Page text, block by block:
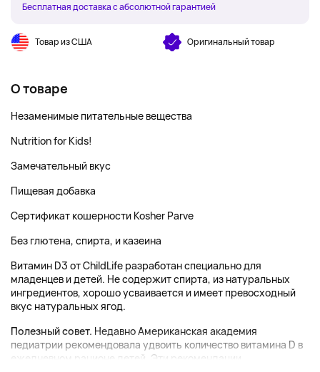
Бесплатная доставка с абсолютной гарантией
Товар из США Оригинальный товар
О товаре
Незаменимые питательные вещества
Nutrition for Kids!
Замечательный вкус
Пищевая добавка
Сертификат кошерности Kosher Parve
Без глютена, спирта, и казеина
Витамин D3 от ChildLife разработан специально для
младенцев и детей. Не содержит спирта, из натуральных
ингредиентов, хорошо усваивается и имеет превосходный
вкус натуральных ягод.
Полезный совет. Недавно Американская академия
педиатрии рекомендовала удвоить количество витамина D в
ежедневном рационе детей. Эти рекомендации...